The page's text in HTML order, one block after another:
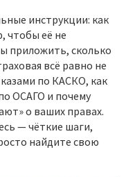
инструкции: как
чтобы её не
приложить, сколько
всё равно не
по КАСКО, как
ОСАГО и почему
о ваших правах.
— чёткие шаги,
найдите свою